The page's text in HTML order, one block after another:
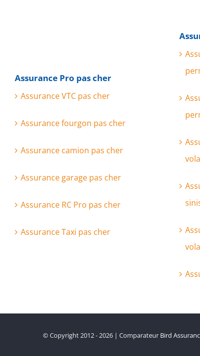
Assurance Pro pas cher
Assurance VTC pas cher
Assurance fourgon pas cher
Assurance camion pas cher
Assurance garage pas cher
Assurance RC Pro pas cher
Assurance Taxi pas cher
© Copyright 2012 - 2026 | Comparateur Bird